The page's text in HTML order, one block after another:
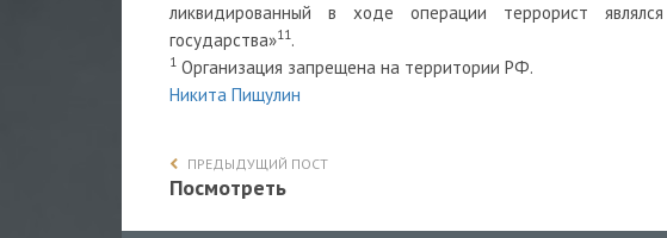
ликвидированный в ходе операции террорист
государства»11.
1 Организация запрещена на территории РФ.
Никита Пищулин
ПРЕДЫДУЩИЙ ПОСТ
Посмотреть